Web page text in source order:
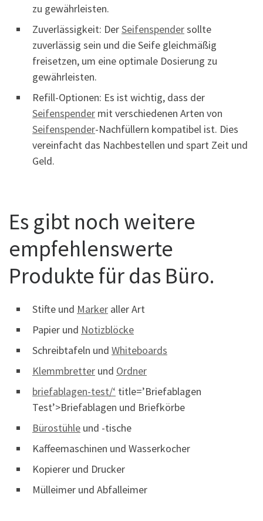
zu gewährleisten.
Zuverlässigkeit: DerSeifenspendersollte
zuverlässig sein und die Seife gleichmäßig
freisetzen, um eine optimale Dosierung zu
gewährleisten.
Refill-Optionen: Es ist wichtig, dass der
Seifenspender mit verschiedenen Arten von
Seifenspender-Nachfüllern kompatibel ist. Dies
vereinfacht das Nachbestellen und spart Zeit und
Geld.
Es gibt noch weitere
empfehlenswerte
Produkte für das Büro.
Stifte und Marker aller Art
Papier und Notizblöcke
Schreibtafeln und Whiteboards
Klemmbretter und Ordner
briefablagen-test/‘ title=’Briefablagen
Test’>Briefablagen und Briefkörbe
Bürostühle und -tische
Kaffeemaschinen und Wasserkocher
Kopierer und Drucker
Mülleimer und Abfalleimer